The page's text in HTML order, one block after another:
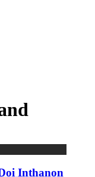
Inthanon